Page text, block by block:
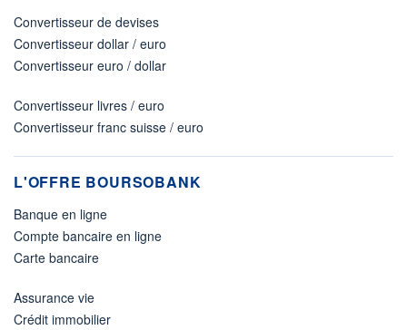
Convertisseur de devises
Convertisseur dollar / euro
Convertisseur euro / dollar
Convertisseur livres / euro
Convertisseur franc suisse / euro
L'OFFRE BOURSOBANK
Banque en ligne
Compte bancaire en ligne
Carte bancaire
Assurance vie
Crédit immobilier